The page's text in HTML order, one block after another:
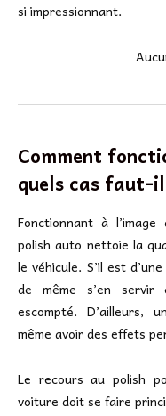
si impressionnant.
Comment
quels cas faut-
Fonctionnant à
polish auto nettoie la
le véhicule. S’il est
de même s’en servir
escompté. D’ailleurs,
même avoir des effets
Le recours au polish
voiture doit se faire